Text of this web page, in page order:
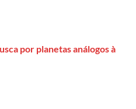
por planetas análogos à